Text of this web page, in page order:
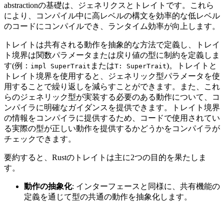
abstractionの基礎は、ジェネリクスとトレイトです。これら
により、コンパイル中に高レベルの構文を効率的な低レベル
のコードにコンパイルでき、ランタイム効率が向上します。
トレイトは共有される動作を抽象的な方法で定義し、トレイ
ト境界は関数パラメータまたは戻り値の型に制約を定義しま
す(例： impl SuperTrait またはT: SuperTrait)。トレイトと
トレイト境界を使用すると、ジェネリック型パラメータを使
用することで繰り返しを減らすことができます。また、これ
らのジェネリック型が実装する必要のある動作について、コ
ンパイラに明確なガイダンスを提供できます。トレイト境界
の情報をコンパイラに提供するため、コードで使用されてい
る実際の型が正しい動作を提供するかどうかをコンパイラが
チェックできます。
要約すると、Rustのトレイトは主に2つの目的を果たしま
す。
動作の抽象化: インターフェースと同様に、共有機能の
定義を通じて型の共通の動作を抽象化します。